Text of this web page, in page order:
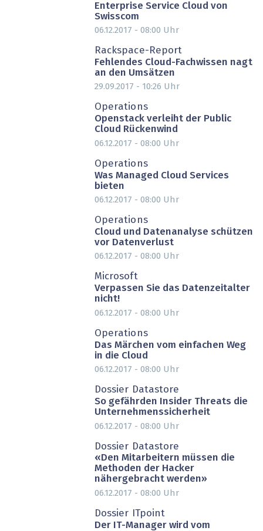
Enterprise Service Cloud von
Swisscom
06.12.2017 - 08:00 Uhr
Rackspace-Report
Fehlendes Cloud-Fachwissen nagt
an den Umsätzen
29.09.2017 - 10:26 Uhr
Operations
Openstack verleiht der Public
Cloud Rückenwind
06.12.2017 - 08:00 Uhr
Operations
Was Managed Cloud Services
bieten
06.12.2017 - 08:00 Uhr
Operations
Cloud und Datenanalyse schützen
vor Datenverlust
06.12.2017 - 08:00 Uhr
Microsoft
Verpassen Sie das Datenzeitalter
nicht!
06.12.2017 - 08:00 Uhr
Operations
Das Märchen vom einfachen Weg
in die Cloud
06.12.2017 - 08:00 Uhr
Dossier Datastore
So gefährden Insider Threats die
Unternehmenssicherheit
06.12.2017 - 08:00 Uhr
Dossier Datastore
«Den Mitarbeitern müssen die
Methoden der Hacker
nähergebracht werden»
06.12.2017 - 08:00 Uhr
Dossier ITpoint
Der IT-Manager wird vom